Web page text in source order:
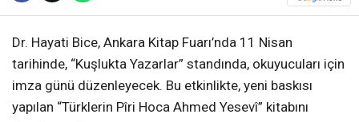
Dr. Hayati Bice, Ankara Kitap Fuarı’nda 11 Nisan
tarihinde, “Kuşlukta Yazarlar” standında, okuyucuları için
imza günü düzenleyecek. Bu etkinlikte, yeni baskısı
yapılan “Türklerin Pîri Hoca Ahmed Yesevî” kitabını